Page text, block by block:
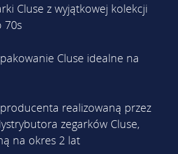
Cluse z wyjątkowej kolekcji
70s
Cluse idealne na
realizowaną przez
zegarków Cluse,
na okres 2 lat